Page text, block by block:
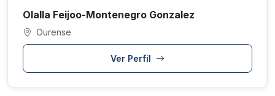
Olalla Feijoo-Montenegro Gonzalez
Ourense
Ver Perfil